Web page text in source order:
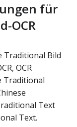
für
OCR
Traditional Bild
OCR
Traditional
Text
Text.